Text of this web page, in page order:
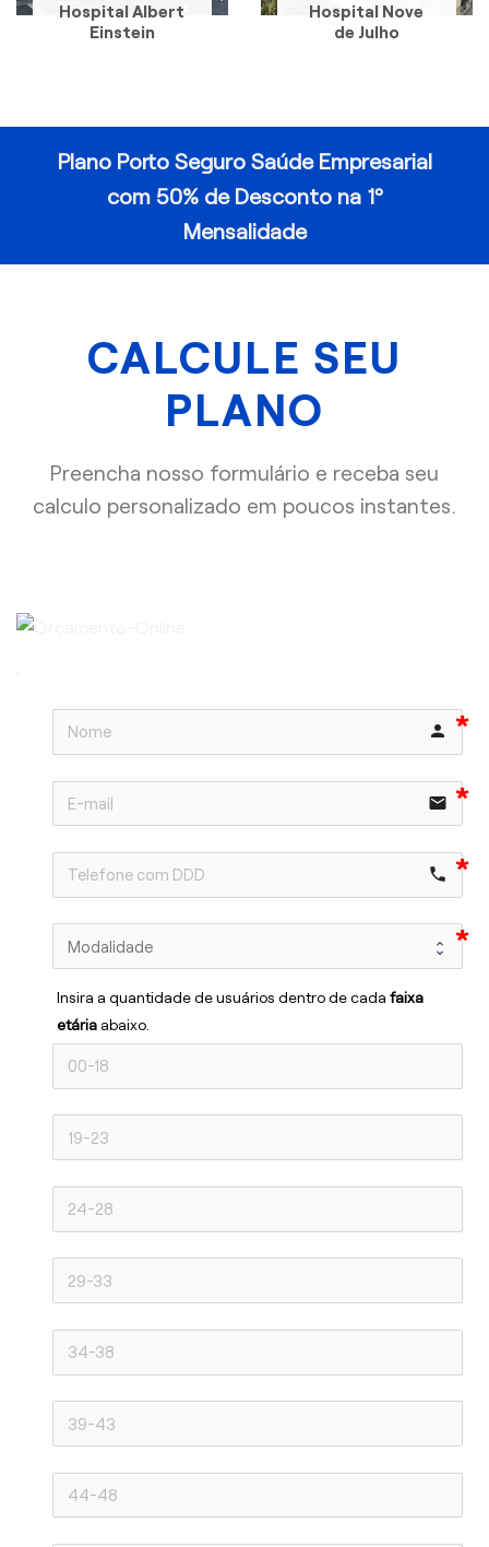
Hospital Albert
Einstein
Hospital Nove
de Julho
Plano Porto Seguro Saúde Empresarial
com 50% de Desconto na 1º
Mensalidade
CALCULE SEU
PLANO
Preencha nosso formulário e receba seu
calculo personalizado em poucos instantes.
person
email
phone
Insira a quantidade de usuários dentro de cada faixa
etária abaixo.